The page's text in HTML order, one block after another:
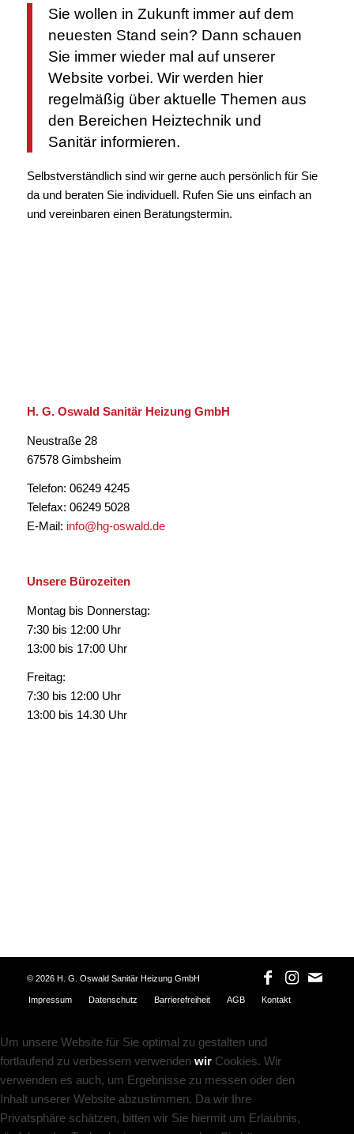
Sie wollen in Zukunft immer auf dem
neuesten Stand sein? Dann schauen
Sie immer wieder mal auf unserer
Website vorbei. Wir werden hier
regelmäßig über aktuelle Themen aus
den Bereichen Heiztechnik und
Sanitär informieren.
Selbstverständlich sind wir gerne auch persönlich für Sie
da und beraten Sie individuell. Rufen Sie uns einfach an
und vereinbaren einen Beratungstermin.
H. G. Oswald Sanitär Heizung GmbH
Neustraße 28
67578 Gimbsheim
Telefon: 06249 4245
Telefax: 06249 5028
E-Mail: info@hg-oswald.de
Unsere Bürozeiten
Montag bis Donnerstag:
7:30 bis 12:00 Uhr
13:00 bis 17:00 Uhr
Freitag:
7:30 bis 12:00 Uhr
13:00 bis 14.30 Uhr
©2026 H. G. Oswald Sanitär Heizung GmbH
Impressum Datenschutz Barrierefreiheit AGB Kontakt
Um unsere Website für Sie optimal zu gestalten und
fortlaufend zu verbessern verwenden wir Cookies. Wir
verwenden es auch, um Ergebnisse zu messen oder den
Inhalt unserer Website abzustimmen. Da wir Ihre
Privatsphäre schätzen, bitten wir Sie hiermit um Erlaubnis,